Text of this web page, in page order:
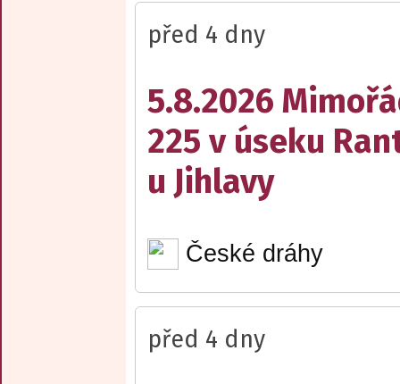
před 4 dny
5.8.2026
225 v úseku
u Jihlavy
České dráhy
před 4 dny